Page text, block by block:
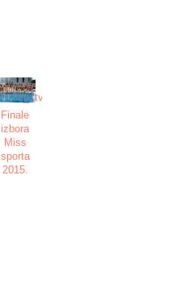
Finale
izbora
Miss
sporta
2015.